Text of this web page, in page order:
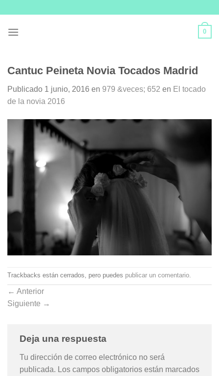
content
0
Cantuc Peineta Novia Tocados Madrid
Publicado 1 junio, 2016 en 979 &veces; 652 en El tocado
de la novia 2016
Trackbacks están cerrados, pero puedes publicar un comentario.
← Anterior
Siguiente →
Deja una respuesta
Tu dirección de correo electrónico no será
publicada. Los campos obligatorios están marcados